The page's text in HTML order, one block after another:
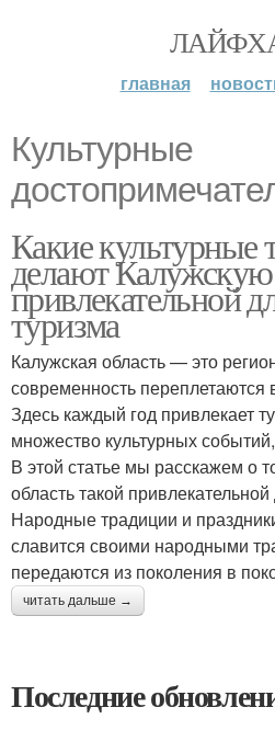
главная
Культурные
Какие культурные
делают Калужскую
привлекательной
туризма
Калужская область — это
современность переплетаются
Здесь каждый год привлекает
множество культурных
В этой статье мы расскажем о
область такой
Народные традиции и
славится своими народными
передаются из поколения в
читать дальше →
Последние